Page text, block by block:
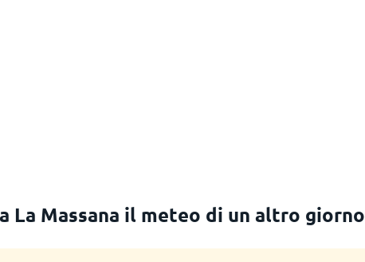
La Massana il meteo di un altro giorno